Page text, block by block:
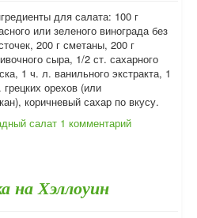
для салата: 100 г
или зеленого винограда без
200 г сметаны, 200 г
сыра, 1/2 ст. сахарного
1 ч. л. ванильного экстракта, 1
грецких орехов (или
коричневый сахар по вкусу.
салат 1 комментарий
на Хэллоуин